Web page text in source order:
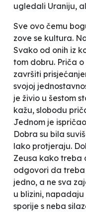
ugledali Uraniju,
Sve ovo čemu
zove se kultura.
Svako od onih iz
tom dobru. Priča
završiti
svojoj
je živio u šestom
kažu, slobodu
Jednom je
Dobra su bila
lako protjeraju.
Zeusa kako treba
odgovori da
jedno, a ne sva
u blizini,
sporije s neba